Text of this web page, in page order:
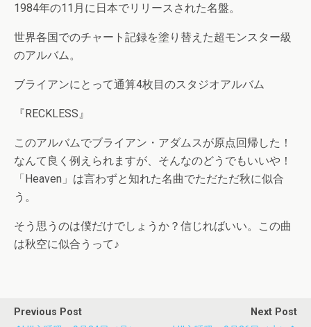
1984年の11月に日本でリリースされた名盤。
世界各国でのチャート記録を塗り替えた超モンスター級
のアルバム。
ブライアンにとって通算4枚目のスタジオアルバム
『RECKLESS』
このアルバムでブライアン・アダムスが原点回帰した！
なんて良く例えられますが、そんなのどうでもいいや！
「Heaven」は言わずと知れた名曲でただただ秋に似合
う。
そう思うのは僕だけでしょうか？信じればいい。この曲
は秋空に似合うって♪
Previous Post
Next Post